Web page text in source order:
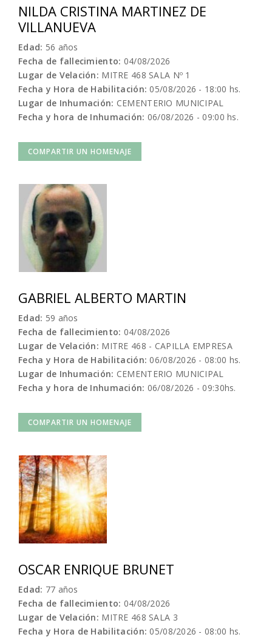
NILDA CRISTINA MARTINEZ DE
VILLANUEVA
Edad: 56 años
Fecha de fallecimiento: 04/08/2026
Lugar de Velación: MITRE 468 SALA Nº 1
Fecha y Hora de Habilitación: 05/08/2026 - 18:00 hs.
Lugar de Inhumación: CEMENTERIO MUNICIPAL
Fecha y hora de Inhumación: 06/08/2026 - 09:00 hs.
COMPARTIR UN HOMENAJE
GABRIEL ALBERTO MARTIN
Edad: 59 años
Fecha de fallecimiento: 04/08/2026
Lugar de Velación: MITRE 468 - CAPILLA EMPRESA
Fecha y Hora de Habilitación: 06/08/2026 - 08:00 hs.
Lugar de Inhumación: CEMENTERIO MUNICIPAL
Fecha y hora de Inhumación: 06/08/2026 - 09:30hs.
COMPARTIR UN HOMENAJE
OSCAR ENRIQUE BRUNET
Edad: 77 años
Fecha de fallecimiento: 04/08/2026
Lugar de Velación: MITRE 468 SALA 3
Fecha y Hora de Habilitación: 05/08/2026 - 08:00 hs.